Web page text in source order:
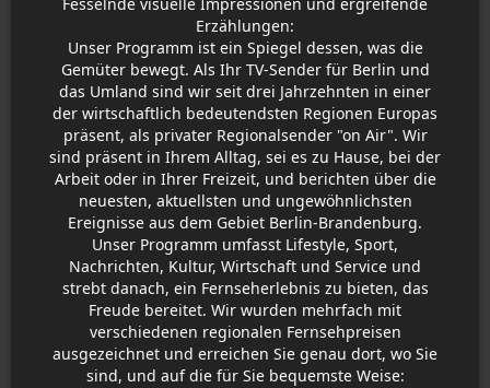
Erzählungen:
Unser Programm ist ein Spiegel dessen, was die
Gemüter bewegt. Als Ihr TV-Sender für Berlin und
das Umland sind wir seit drei Jahrzehnten in einer
der wirtschaftlich bedeutendsten Regionen Europas
präsent, als privater Regionalsender "on Air". Wir
sind präsent in Ihrem Alltag, sei es zu Hause, bei der
Arbeit oder in Ihrer Freizeit, und berichten über die
neuesten, aktuellsten und ungewöhnlichsten
Ereignisse aus dem Gebiet Berlin-Brandenburg.
Unser Programm umfasst Lifestyle, Sport,
Nachrichten, Kultur, Wirtschaft und Service und
strebt danach, ein Fernseherlebnis zu bieten, das
Freude bereitet. Wir wurden mehrfach mit
verschiedenen regionalen Fernsehpreisen
ausgezeichnet und erreichen Sie genau dort, wo Sie
sind, und auf die für Sie bequemste Weise: